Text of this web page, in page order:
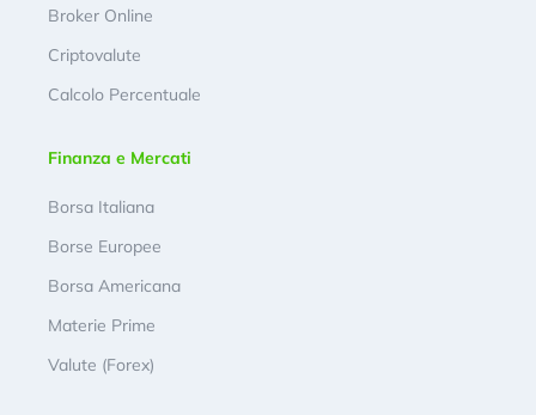
Broker Online
Criptovalute
Calcolo Percentuale
Finanza e Mercati
Borsa Italiana
Borse Europee
Borsa Americana
Materie Prime
Valute (Forex)